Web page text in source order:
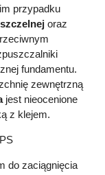
przypadku
oraz
fundamentu.
zewnętrzną
jest nieocenione
z klejem.